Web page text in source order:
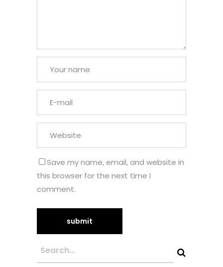
Save my name, email, and website in
this browser for the next time I
comment.